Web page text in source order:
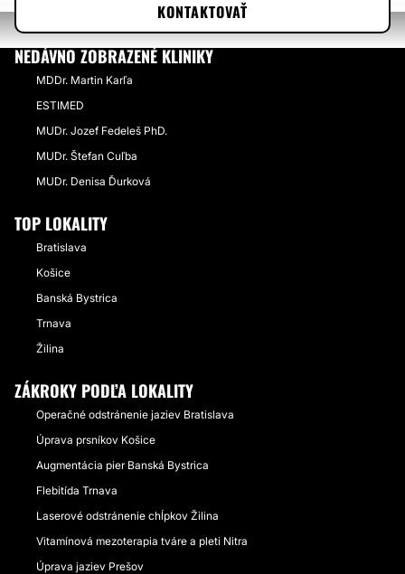
KONTAKTOVAŤ
NEDÁVNO ZOBRAZENÉ KLINIKY
MDDr. Martin Karľa
ESTIMED
MUDr. Jozef Fedeleš PhD.
MUDr. Štefan Cuľba
MUDr. Denisa Ďurková
TOP LOKALITY
Bratislava
Košice
Banská Bystrica
Trnava
Žilina
ZÁKROKY PODĽA LOKALITY
Operačné odstránenie jaziev Bratislava
Úprava prsníkov Košice
Augmentácia pier Banská Bystrica
Flebitída Trnava
Laserové odstránenie chĺpkov Žilina
Vitamínová mezoterapia tváre a pleti Nitra
Úprava jaziev Prešov